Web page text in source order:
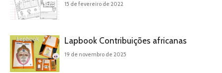
15 de fevereiro de 2022
Lapbook Contribuições africanas
19 de novembro de 2025